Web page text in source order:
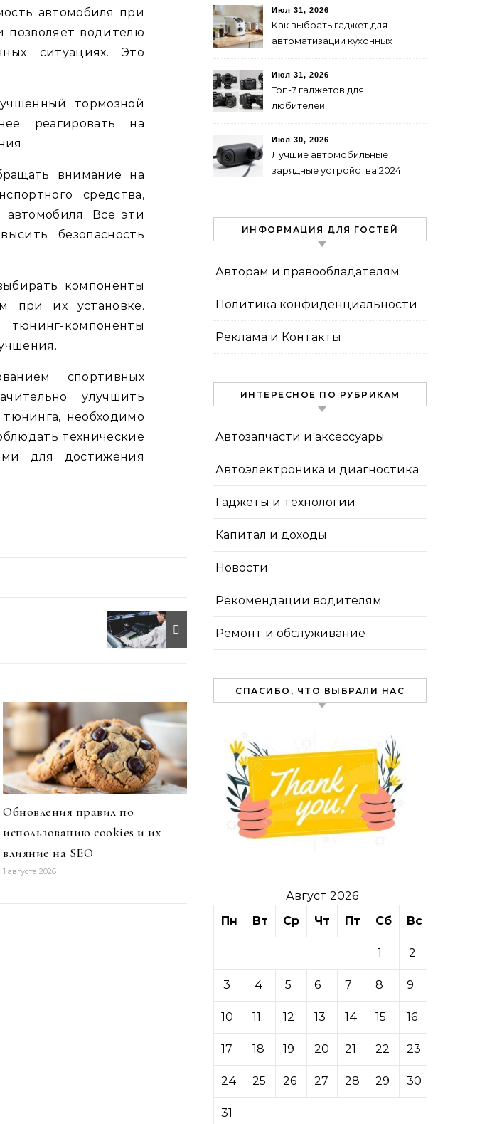
автомобиля при
водителю
ситуациях. Это
тормозной
реагировать на
внимание на
средства,
Все эти
безопасность
компоненты
при их установке.
тюнинг-компоненты
спортивных
улучшить
необходимо
технические
для достижения
Обновления правил по
использованию cookies и их
влияние на SEO
1 августа 2026
преимущества
Июл 31, 2026
Как выбрать гаджет для
автоматизации кухонных
рекомендации
Июл 31, 2026
Топ-7 гаджетов для
любителей
году
Июл 30, 2026
Лучшие автомобильные
зарядные устройства 2024:
ИНФОРМАЦИЯ ДЛЯ ГОСТЕЙ
Авторам и правообладателям
Политика конфиденциальности
Реклама и Контакты
ИНТЕРЕСНОЕ ПО РУБРИКАМ
Автозапчасти и аксессуары
Автоэлектроника и диагностика
Гаджеты и технологии
Капитал и доходы
Новости
Рекомендации водителям
Ремонт и обслуживание
СПАСИБО, ЧТО ВЫБРАЛИ НАС
Август 2026
Пн
Вт Ср Чт Пт Сб Вс
1 2
3 4 5 6 7 8 9
10 11 12 13 14 15 16
17 18 19 20 21 22 23
24 25 26 27 28 29 30
31